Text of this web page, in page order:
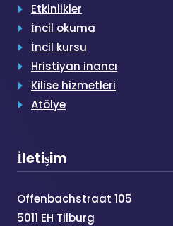
Etkinlikler
İncil okuma
İncil kursu
Hristiyan inancı
Kilise hizmetleri
Atölye
İletişim
Offenbachstraat 105
5011 EH Tilburg